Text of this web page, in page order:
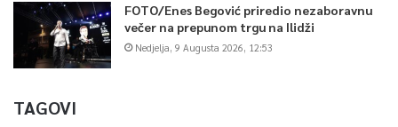
FOTO/Enes Begović priredio nezaboravnu
večer na prepunom trgu na Ilidži
Nedjelja, 9 Augusta 2026, 12:53
TAGOVI